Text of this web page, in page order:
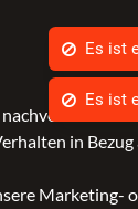
in
Marketing-
Mein Konto